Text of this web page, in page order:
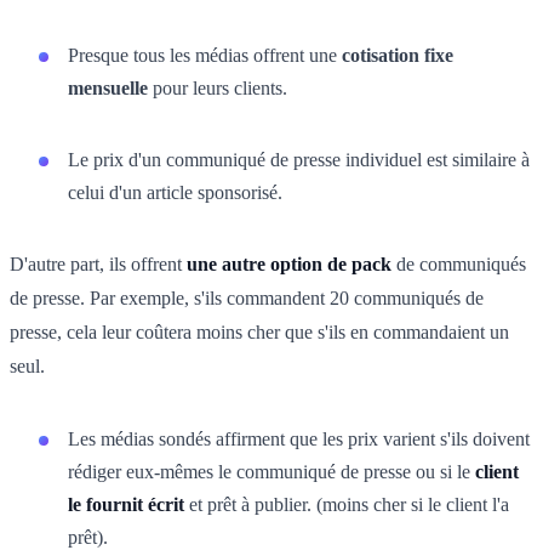
Presque tous les médias offrent une cotisation fixe
mensuelle pour leurs clients.
Le prix d'un communiqué de presse individuel est similaire à
celui d'un article sponsorisé.
D'autre part, ils offrent une autre option de pack de communiqués
de presse. Par exemple, s'ils commandent 20 communiqués de
presse, cela leur coûtera moins cher que s'ils en commandaient un
seul.
Les médias sondés affirment que les prix varient s'ils doivent
rédiger eux-mêmes le communiqué de presse ou si le client
le fournit écrit et prêt à publier. (moins cher si le client l'a
prêt).